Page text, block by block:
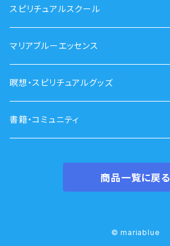
スピリチュアルスクール
マリアブルーエッセンス
瞑想・スピリチュアルグッズ
書籍・コミュニティ
商品一覧に戻る
© mariablue